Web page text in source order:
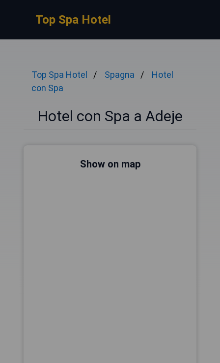
Top Spa Hotel
Top Spa Hotel Spagna
Hotel
con Spa
Hotel con Spa a Adeje
Show on map